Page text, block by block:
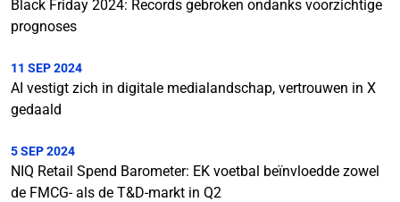
Black Friday 2024: Records gebroken ondanks voorzichtige
prognoses
11 SEP 2024
AI vestigt zich in digitale medialandschap, vertrouwen in X
gedaald
5 SEP 2024
NIQ Retail Spend Barometer: EK voetbal beïnvloedde zowel
de FMCG- als de T&D-markt in Q2